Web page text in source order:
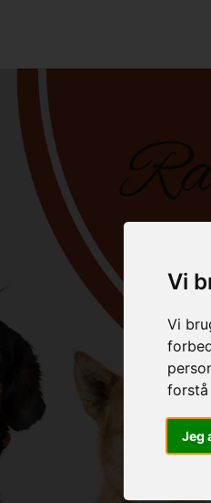
Vi
Vi
forstå
Jeg